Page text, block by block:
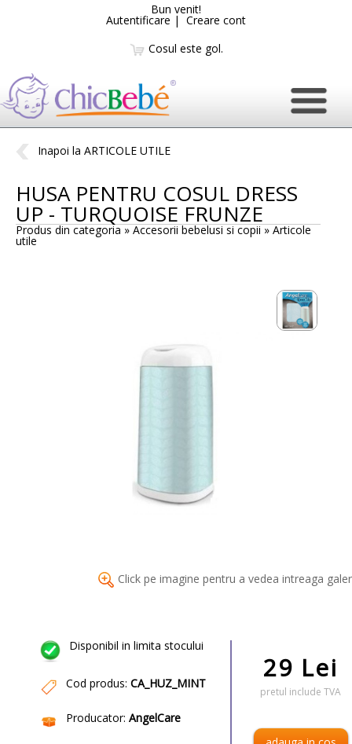
Bun venit!
Autentificare | Creare cont
Cosul este gol.
Inapoi la ARTICOLE UTILE
HUSA PENTRU COSUL DRESS
UP - TURQUOISE FRUNZE
Produs din categoria » Accesorii bebelusi si copii »Articole
utile
Click pe imagine pentru a vedea intreaga
Disponibil in limita stocului
Cod produs: CA_HUZ_MINT
Producator: AngelCare
29 Lei
pretul include TVA